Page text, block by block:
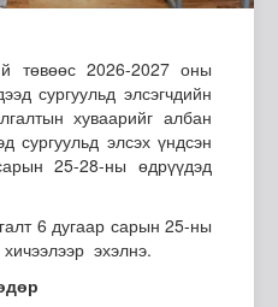
төвөөс 2026-2027 оны
сургуульд элсэгчдийн
хуваарийг албан
сургуульд элсэх үндсэн
25-28-ны өдрүүдэд
6 дугаар сарын 25-ны
эхэлнэ.